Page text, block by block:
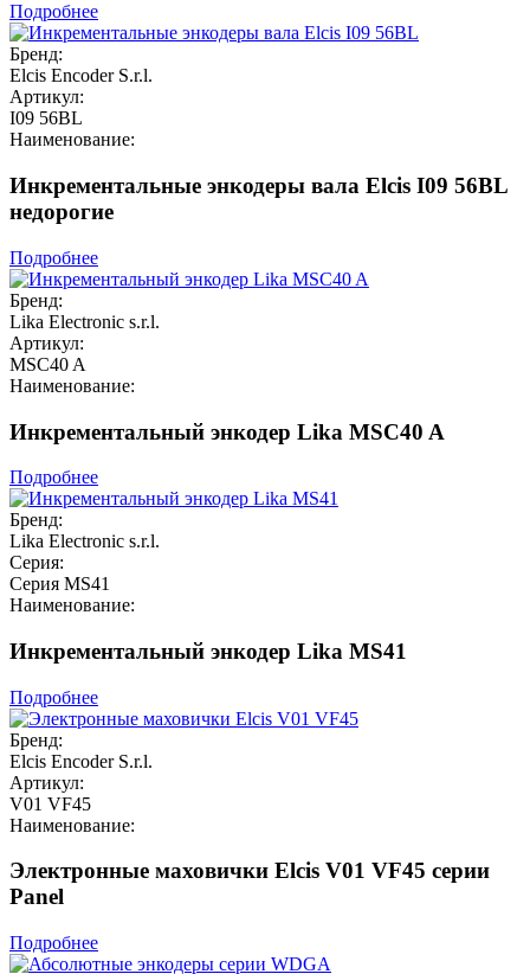
Подробнее
Бренд:
Elcis Encoder S.r.l.
Артикул:
I09 56BL
Наименование:
Инкрементальные энкодеры вала Elcis I09 56BL
недорогие
Подробнее
Бренд:
Lika Electronic s.r.l.
Артикул:
MSC40 A
Наименование:
Инкрементальный энкодер Lika MSC40 A
Подробнее
Бренд:
Lika Electronic s.r.l.
Серия:
Серия MS41
Наименование:
Инкрементальный энкодер Lika MS41
Подробнее
Бренд:
Elcis Encoder S.r.l.
Артикул:
V01 VF45
Наименование:
Электронные маховички Elcis V01 VF45 серии
Panel
Подробнее